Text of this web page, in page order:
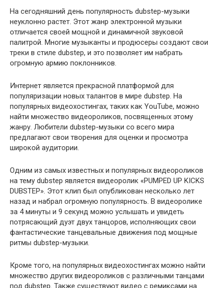
На сегодняшний день популярность dubstep-музыки
неуклонно растет. Этот жанр электронной музыки
отличается своей мощной и динамичной звуковой
палитрой. Многие музыканты и продюсеры создают свои
треки в стиле dubstep, и это позволяет им набрать
огромную армию поклонников.
Интернет является прекрасной платформой для
популяризации новых талантов в мире dubstep. На
популярных видеохостингах, таких как YouTube, можно
найти множество видеороликов, посвященных этому
жанру. Любители dubstep-музыки со всего мира
предлагают свои творения для оценки и просмотра
широкой аудитории.
Одним из самых известных и популярных видеороликов
на тему dubstep является видеоролик «PUMPED UP KICKS
DUBSTEP». Этот клип был опубликован несколько лет
назад и набрал огромную популярность. В видеоролике
за 4 минуты и 9 секунд можно услышать и увидеть
потрясающий дуэт двух танцоров, исполняющих свои
фантастические танцевальные движения под мощные
ритмы dubstep-музыки.
Кроме того, на популярных видеохостингах можно найти
множество других видеороликов с различными танцами
под dubstep. Также существуют видео с ремиксами на